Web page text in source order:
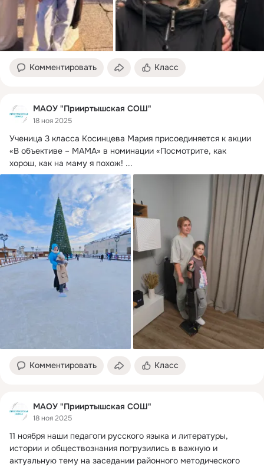
Комментировать Класс
МАОУ "Прииртышская СОШ"
18 ноя 2025
Ученица 3 класса Косинцева Мария присоединяется к акции
«В объективе – МАМА» в номинации «Посмотрите, как
хорош, как на маму я похож! ...
Комментировать Класс
МАОУ "Прииртышская СОШ"
18 ноя 2025
11 ноября наши педагоги русского языка и литературы,
истории и обществознания погрузились в важную и
актуальную тему на заседании районного методического